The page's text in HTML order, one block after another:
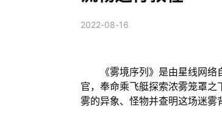
2022-08-16
《雾境序列》是由星线网络自
官，奉命乘飞艇探索浓雾笼罩
雾的异象、怪物并查明这场迷雾